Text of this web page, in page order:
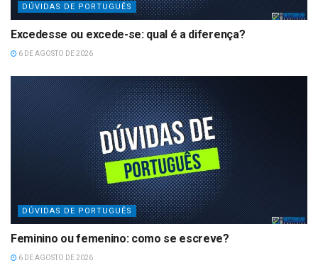
DÚVIDAS DE PORTUGUÊS
Excedesse ou excede-se: qual é a diferença?
6 DE AGOSTO DE 2026
DÚVIDAS DE PORTUGUÊS
Feminino ou femenino: como se escreve?
6 DE AGOSTO DE 2026